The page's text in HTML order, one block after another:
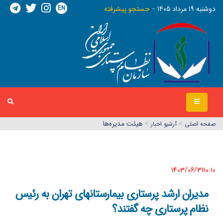
دوشنبه ١٩ مرداد ١٤٠٥ جستجو پیشرفته EN
صفحه اصلي > آرشیو اخبار > هیئت مدیره‌ها
1403/06/31١٠:١٠
مدیران ارشد پرستاری بیمارستانهای تهران به رئیس
نظام پرستاری چه گفتند؟